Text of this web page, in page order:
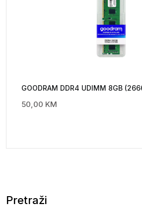
GOODRAM DDR4 UDIMM 8GB
50,00 KM
Pretraži